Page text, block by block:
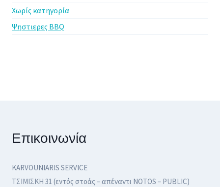
Χωρίς κατηγορία
Ψηστιερες BBQ
Επικοινωνία
KARVOUNIARIS SERVICE
ΤΣΙΜΙΣΚΗ 31 (εντός στοάς – απέναντι NOTOS – PUBLIC)